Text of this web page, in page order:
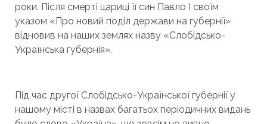
роки. Після смерті цариці її син Павло І своїм
указом «Про новий поділ держави на губернії»
відновив на наших землях назву «Слобідсько-
Українська губернія».
Під час другої Слобідсько-Української губернії у
нашому місті в назвах багатьох періодичних видань